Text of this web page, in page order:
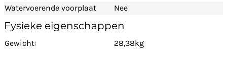
Watervoerende voorplaat
Nee
Fysieke eigenschappen
Gewicht: 28,38kg